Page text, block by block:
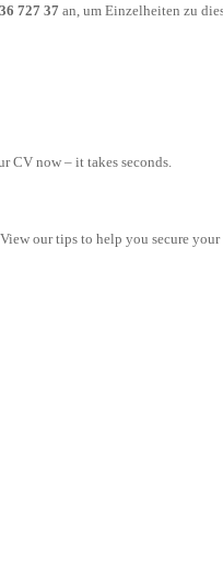
727 37 an, um Einzelheiten zu
CV now – it takes seconds.
our tips to help you secure your